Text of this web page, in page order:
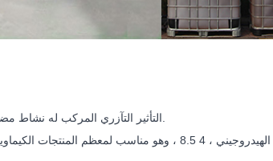
1) التأثير التآزري المركب له نشاط مضاد للفطريات ويمكن أن يتحكم بشكل فعال في نمو العفن والخميرة.